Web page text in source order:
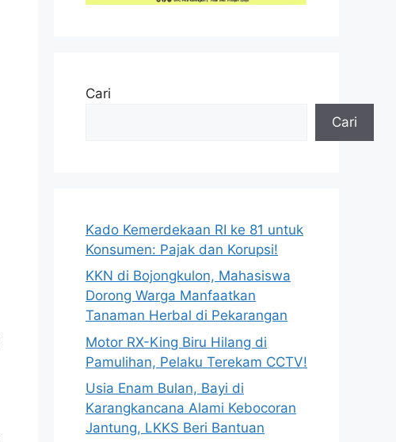
Cari
Cari
Kado Kemerdekaan RI ke 81 untuk
Konsumen: Pajak dan Korupsi!
KKN di Bojongkulon, Mahasiswa
Dorong Warga Manfaatkan
Tanaman Herbal di Pekarangan
Motor RX-King Biru Hilang di
Pamulihan, Pelaku Terekam CCTV!
Usia Enam Bulan, Bayi di
Karangkancana Alami Kebocoran
Jantung, LKKS Beri Bantuan